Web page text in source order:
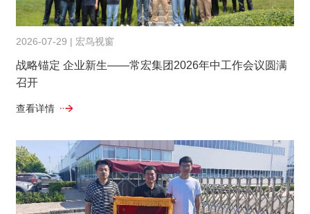
2026-07-29 | 宏鸟视窗
战略锚定 企业新生——常宏集团2026年中工作会议圆满
召开
查看详情